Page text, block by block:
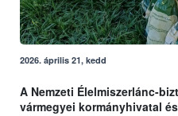
2026. április 21, kedd
A Nemzeti Élelmiszerlánc-
vármegyei kormányhivatal